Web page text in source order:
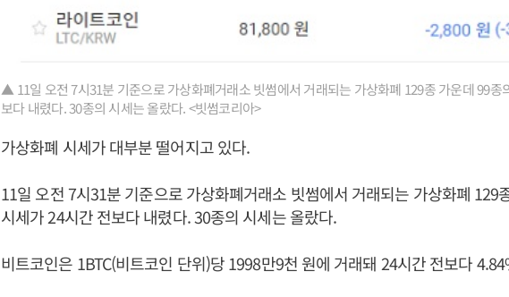
▲ 11일 오전 7시31분 기준으로 가상화폐거래소 빗썸에서 거래되는 가상화폐 129종 가운데 99종
보다 내렸다. 30종의 시세는 올랐다. <빗썸코리아>
가상화폐 시세가 대부분 떨어지고 있다.
11일 오전 7시31분 기준으로 가상화폐거래소 빗썸에서 거래되는 가상화폐 129
시세가 24시간 전보다 내렸다. 30종의 시세는 올랐다.
비트코인은 1BTC(비트코인 단위)당 1998만9천 원에 거래돼 24시간 전보다